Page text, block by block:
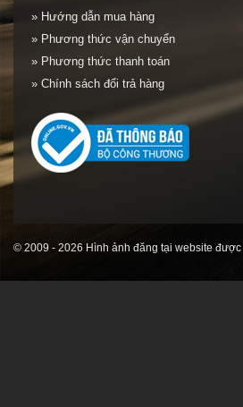
» Hướng dẫn mua hàng
» Phương thức vận chuyển
» Phương thức thanh toán
» Chính sách đổi trả hàng
© 2009 - 2026 Hình ảnh đăng tại website